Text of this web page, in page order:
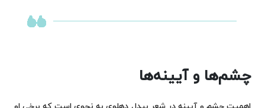
چشم‌ها و آیینه‌ها